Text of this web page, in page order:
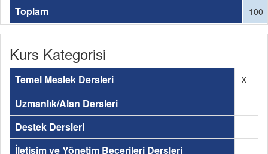
Toplam 100
Kurs Kategorisi
Temel Meslek Dersleri X
Uzmanlık/Alan Dersleri
Destek Dersleri
İletişim ve Yönetim Becerileri Dersleri